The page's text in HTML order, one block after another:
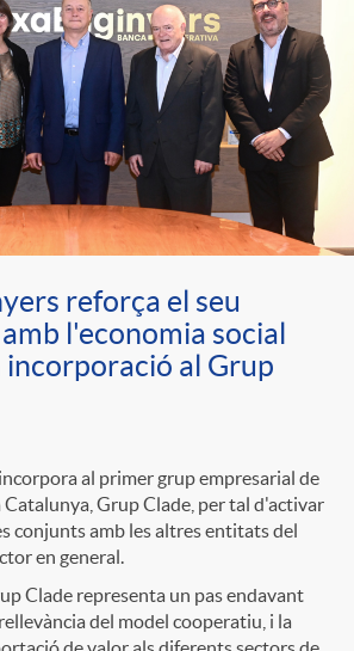
reforça el seu
l'economia social
incorporació al Grup
al primer grup empresarial de
Catalunya, Grup Clade, per tal d'activar
conjunts amb les altres entitats del
en general.
Clade representa un pas endavant
del model cooperatiu, i la